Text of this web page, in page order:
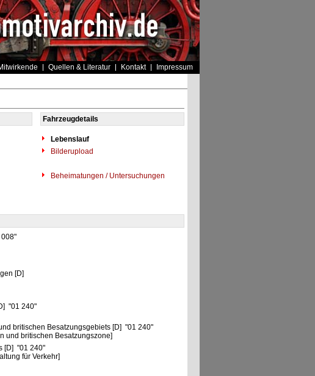
Quellen & Literatur Kontakt Impressum
Fahrzeugdetails
Lebenslauf
Bilderupload
Beheimatungen / Untersuchungen
[D]
"01 240"
britischen Besatzungsgebiets [D] "01 240"
und britischen Besatzungszone]
[D] "01 240"
für Verkehr]